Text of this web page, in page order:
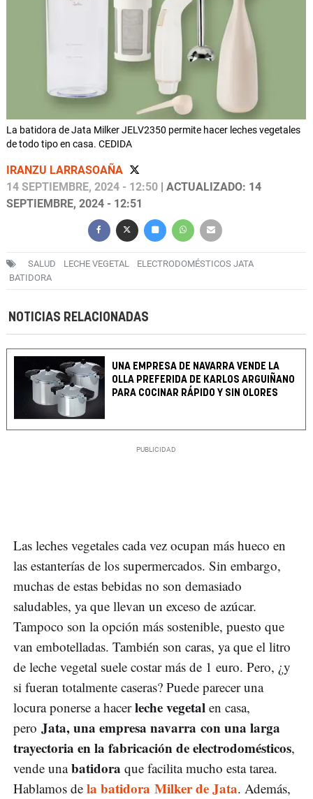
La batidora de Jata Milker JELV2350 permite hacer leches vegetales
de todo tipo en casa. CEDIDA
IRANZU LARRASOAÑA
14 SEPTIEMBRE, 2024 - 12:50 | ACTUALIZADO: 14
SEPTIEMBRE, 2024 - 12:51
SALUD LECHE VEGETAL
ELECTRODOMÉSTICOS JATA
BATIDORA
NOTICIAS RELACIONADAS
UNA EMPRESA DE NAVARRA VENDE LA
OLLA PREFERIDA DE KARLOS ARGUIÑANO
PARA COCINAR RÁPIDO Y SIN OLORES
Las leches vegetales cada vez ocupan más hueco en
las estanterías de los supermercados. Sin embargo,
muchas de estas bebidas no son demasiado
saludables, ya que llevan un exceso de azúcar.
Tampoco son la opción más sostenible, puesto que
van embotelladas. También son caras, ya que el litro
de leche vegetal suele costar más de 1 euro. Pero, ¿y
si fueran totalmente caseras? Puede parecer una
locura ponerse a hacerleche vegetal en casa,
pero Jata, una empresa navarra con una larga
trayectoria en la fabricación de electrodomésticos,
vende unabatidora que facilita mucho esta tarea.
Hablamos de la batidora Milker de Jata. Además,